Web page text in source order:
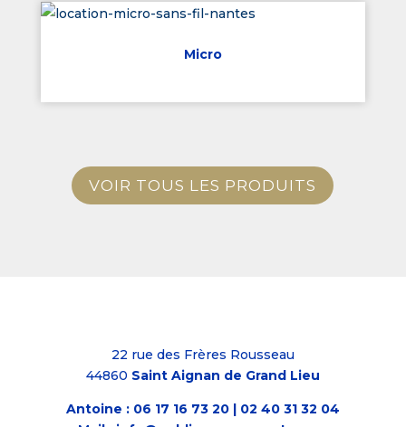
Micro
VOIR TOUS LES PRODUITS
22 rue des Frères Rousseau
44860 Saint Aignan de Grand Lieu
Antoine : 06 17 16 73 20| 02 40 31 32 04